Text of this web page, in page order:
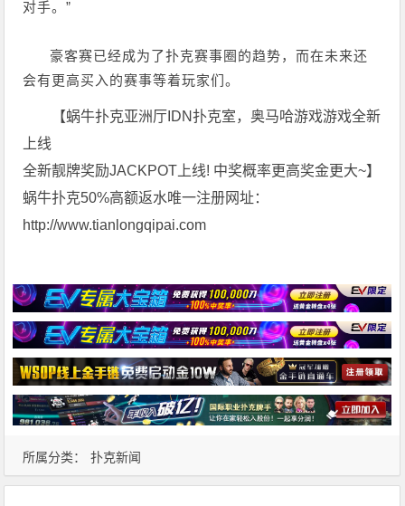
对手。”
豪客赛已经成为了扑克赛事圈的趋势，而在未来还
会有更高买入的赛事等着玩家们。
【蜗牛扑克亚洲厅IDN扑克室，奥马哈游戏游戏全新
上线
全新靓牌奖励JACKPOT上线! 中奖概率更高奖金更大~】
蜗牛扑克50%高额返水唯一注册网址：
http://www.tianlongqipai.com
所属分类： 扑克新闻